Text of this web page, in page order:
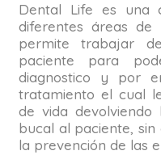
Dental Life es una
diferentes áreas de
permite trabajar
paciente para
diagnostico y por
tratamiento el cual
de vida
bucal al paciente,
la prevención de las